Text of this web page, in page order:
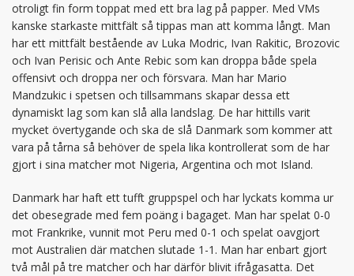
otroligt fin form toppat med ett bra lag på papper. Med VMs
kanske starkaste mittfält så tippas man att komma långt. Man
har ett mittfält bestående av Luka Modric, Ivan Rakitic, Brozovic
och Ivan Perisic och Ante Rebic som kan droppa både spela
offensivt och droppa ner och försvara. Man har Mario
Mandzukic i spetsen och tillsammans skapar dessa ett
dynamiskt lag som kan slå alla landslag. De har hittills varit
mycket övertygande och ska de slå Danmark som kommer att
vara på tårna så behöver de spela lika kontrollerat som de har
gjort i sina matcher mot Nigeria, Argentina och mot Island.
Danmark har haft ett tufft gruppspel och har lyckats komma ur
det obesegrade med fem poäng i bagaget. Man har spelat 0-0
mot Frankrike, vunnit mot Peru med 0-1 och spelat oavgjort
mot Australien där matchen slutade 1-1. Man har enbart gjort
två mål på tre matcher och har därför blivit ifrågasatta. Det